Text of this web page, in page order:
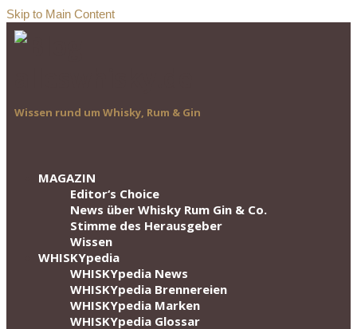
Skip to Main Content
Wissen rund um Whisky, Rum & Gin
MAGAZIN
Editor‘s Choice
News über Whisky Rum Gin & Co.
Stimme des Herausgeber
Wissen
WHISKYpedia
WHISKYpedia News
WHISKYpedia Brennereien
WHISKYpedia Marken
WHISKYpedia Glossar